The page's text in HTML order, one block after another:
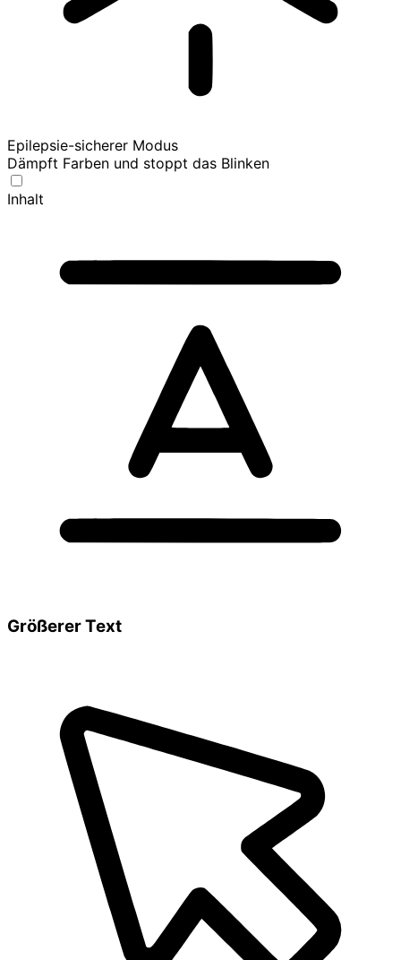
Epilepsie-sicherer Modus
Dämpft Farben und stoppt das Blinken
Inhalt
Größerer Text